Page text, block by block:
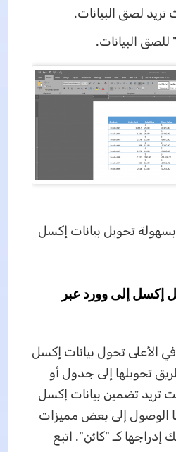
لصق البيانات.
" للصق البيانات.
تحويل بيانات إكسل
إكسل إلى وورد عبر
الأعلى تحول بيانات إكسل
تحويلها إلى جدول أو
تريد تضمين بيانات إكسل
الوصول إلى بعض مميزات
كـ "كائن". اتبع